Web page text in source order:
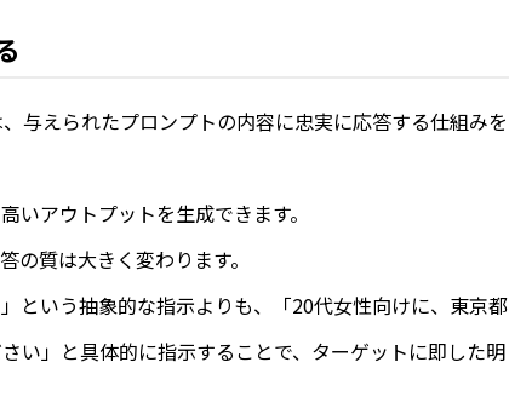
与えられたプロンプトの内容に忠実に応答する仕組みを
いアウトプットを生成できます。
の質は大きく変わります。
という抽象的な指示よりも、「20代女性向けに、東京都
い」と具体的に指示することで、ターゲットに即した明